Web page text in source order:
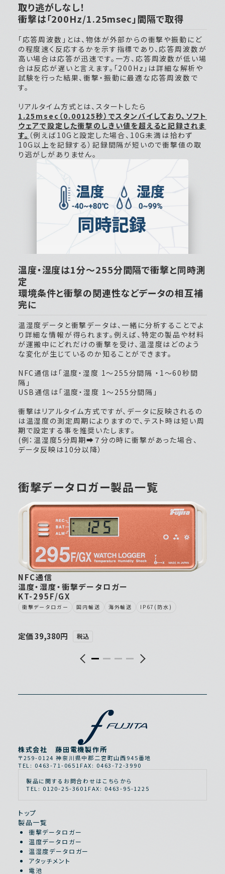
取り逃がしなし！
衝撃は「200Hz/1.25msec」間隔で取得
「応答周波数」とは、物体が外部からの衝撃や振動にど
の程度速く反応するかを示す指標であり、応答周波数が
高い場合は応答が迅速です。一方、応答周波数が低い場
合は反応が遅いと言えます。「200Hz」は詳細な解析や
試験を行った結果、衝撃・振動に最適な応答周波数で
す。
リアルタイム方式とは、スタートしたら
1.25msec（0.00125秒）でスタンバイしており、ソフト
ウェアで設定した衝撃のしきい値を超えると記録されま
す。 （例えば10Gと設定した場合、10G未満は拾わず
10G以上を記録する）記録間隔が短いので衝撃値の取
り逃がしがありません。
温度・湿度は1分～255分間隔で衝撃と同時測
定
環境条件と衝撃の関連性などデータの相互補
完に
温湿度データと衝撃データは、一緒に分析することでよ
り詳細な情報が得られます。例えば、特定の製品や材料
が運搬中にどれだけの衝撃を受け、温湿度はどのよう
な変化が生じているのか知ることができます。
NFC通信は「温度・湿度 1～255分間隔 ・1～60秒間
隔」
USB通信は「温度・湿度 1～255分間隔」
衝撃はリアルタイム方式ですが、データに反映されるの
は温湿度の測定周期によりますので、テスト時は短い周
期で設定する事を推奨いたします。
(例：温湿度5分周期➡７分の時に衝撃があった場合、
データ反映は10分以降）
衝撃データロガー製品一覧
NFC通信
温度・湿度・衝撃データロガー
KT-295F/GX
衝撃データロガー 国内輸送 海外輸送 IP67(防水)
定価 39,380円 税込
株式会社 藤田電機製作所
〒259-0124 神奈川県中郡二宮町山西945番地
TEL: 0463-71-0651 FAX: 0463-72-3990
製品に関するお問合わせはこちらから
TEL: 0120-25-3601 FAX: 0463-95-1225
トップ
製品一覧
衝撃データロガー
温度データロガー
温湿度データロガー
アタッチメント
電池